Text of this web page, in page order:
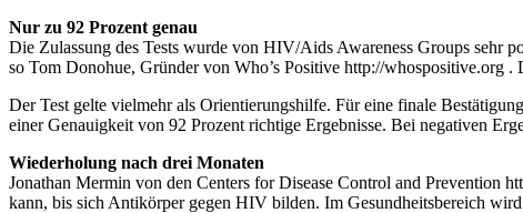
Nur zu 92 Prozent genau
Die Zulassung des Tests wurde von HIV/Aids Awareness Groups sehr
so Tom Donohue, Gründer von Who’s Positive http://whospositive.org
Der Test gelte vielmehr als Orientierungshilfe. Für eine finale
einer Genauigkeit von 92 Prozent richtige Ergebnisse. Bei negativen
Wiederholung nach drei Monaten
Jonathan Mermin von den Centers for Disease Control and Prevention
kann, bis sich Antikörper gegen HIV bilden. Im Gesundheitsbereich